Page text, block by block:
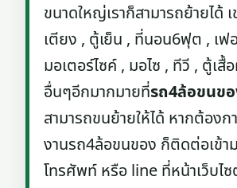
ขนาดใหญ่เราก็สามารถย้ายได้
เตียง , ตู้เย็น , ที่นอน6ฟุต , เฟ
มอเตอร์ไซค์ , มอไซ , ทีวี , ตู้เสื้
อื่นๆอีกมากมายที่รถ4ล้อขนข
สามารถขนย้ายให้ได้ หากต้องก
งานรถ4ล้อขนของ ก็ติดต่อเข้า
โทรศัพท์ หรือ line ที่หน้าเว็บไซ